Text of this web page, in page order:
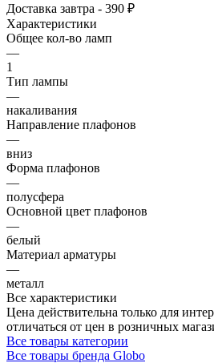
Доставка завтра - 390 ₽
Характеристики
Общее кол-во ламп
—
1
Тип лампы
—
накаливания
Направление плафонов
—
вниз
Форма плафонов
—
полусфера
Основной цвет плафонов
—
белый
Материал арматуры
—
металл
Все характеристики
Цена действительна только для
отличаться от цен в розничных
Все товары категории
Все товары бренда Globo